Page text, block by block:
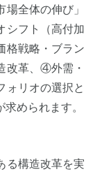
全体の伸び」
シフト（高付加
格戦略・ブラン
改革、④外需・
リオの選択と
められます。
る構造改革を実